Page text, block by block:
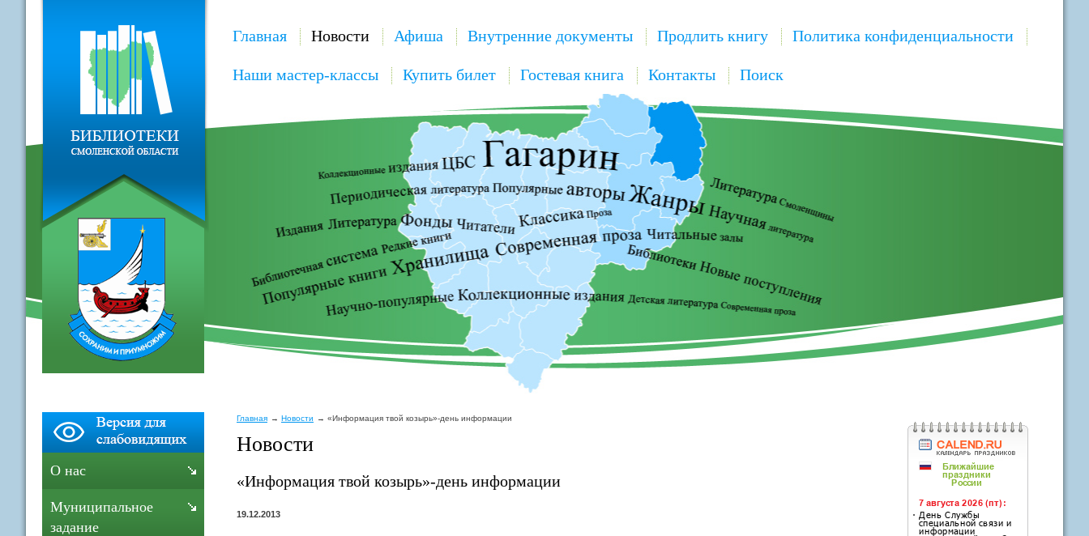
Главная Новости Афиша Внутренние документы Продлить книгу Политика конфиденциальности
Наши мастер-классы Купить билет Гостевая книга Контакты Поиск
Главная Новости «Информация твой козырь»-день информации
Новости
«Информация твой козырь»-день информации
19.12.2013
О нас
Муниципальное
задание